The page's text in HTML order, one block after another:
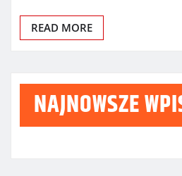
READ MORE
NAJNOWSZE